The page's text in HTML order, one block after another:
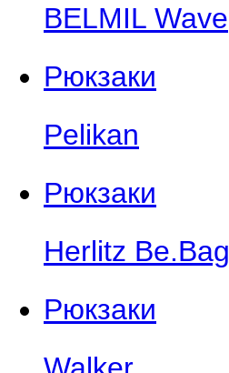
BELMIL Wave
Рюкзаки
Pelikan
Рюкзаки
Herlitz Be.Bag
Рюкзаки